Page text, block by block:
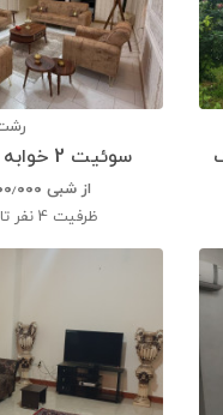
سوئیت 2 خوابه دارای پارکینگ
از شبی
ظرفیت 4 نفر تا 2 نفر اضافه